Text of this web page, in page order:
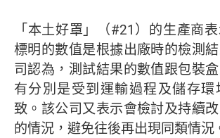
「本土好罩」（#21）的生產商
標明的數值是根據出廠時的檢測
司認為，測試結果的數值跟包裝
有分別是受到運輸過程及儲存
致。該公司又表示會檢討及持續
的情況，避免往後再出現同類情況